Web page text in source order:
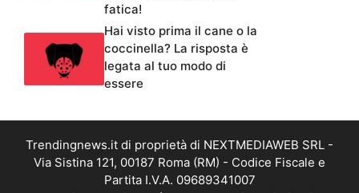
fatica!
Hai visto prima il cane o la
coccinella? La risposta è
legata al tuo modo di
essere
Trendingnews.it di proprietà di NEXTMEDIAWEB SRL -
Via Sistina 121, 00187 Roma (RM) - Codice Fiscale e
Partita I.V.A. 09689341007